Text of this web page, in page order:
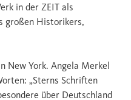
in der ZEIT als
großen Historikers,
New York. Angela Merkel
„Sterns Schriften
über Deutschland